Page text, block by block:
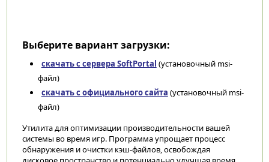
Выберите вариант загрузки:
скачать с сервера SoftPortal (установочный msi-
файл)
скачать с официального сайта (установочный msi-
файл)
Утилита для оптимизации производительности вашей
системы во время игр. Программа упрощает процесс
обнаружения и очистки кэш-файлов, освобождая